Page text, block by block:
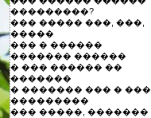
���������?
��� ����� ���, ���,
�����
��� � ������
������� ������
� ��� ������ ��
�������
� ������� ��� � ���
���������
��� �����, �������